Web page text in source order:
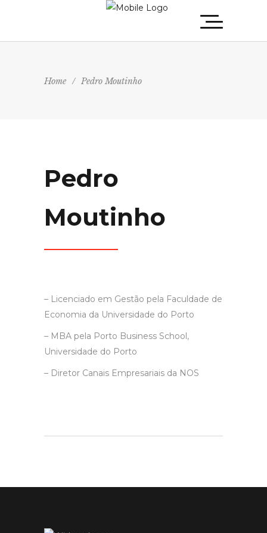
Home / Pedro Moutinho
Pedro
Moutinho
– Licenciado em Gestão pela Faculdade de
Economia da Universidade do Porto
– MBA pela Porto Business School,
Universidade do Porto
– Diretor Canais Empresariais da NOS